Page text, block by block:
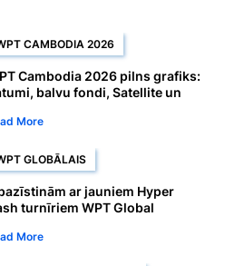
CAMBODIA 2026
Cambodia 2026 pilns grafiks:
balvu fondi, Satellite un
More
GLOBĀLAIS
ar jauniem Hyper
turnīriem WPT Global
More